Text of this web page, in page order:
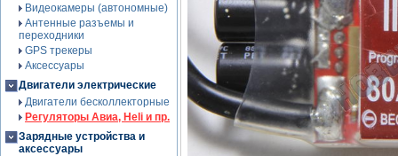
Видеокамеры (автономные)
Антенные разъемы и
переходники
GPS трекеры
Аксессуары
Двигатели электрические
Двигатели бесколлекторные
Регуляторы Авиа, Heli и пр.
Зарядные устройства и
аксессуары